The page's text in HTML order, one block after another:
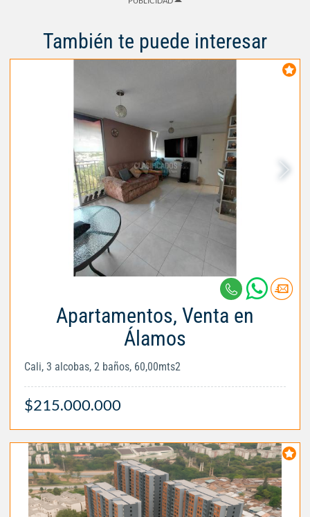
También te puede interesar
Apartamentos, Venta en
Álamos
Cali, 3 alcobas, 2 baños, 60,00mts2
$215.000.000